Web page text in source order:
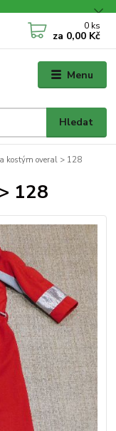
Menu
Hledat
0 ks
za 0,00 Kč
kostým overal > 128
128